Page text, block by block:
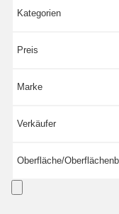
Kategorien
Preis
Marke
Verkäufer
Oberfläche/